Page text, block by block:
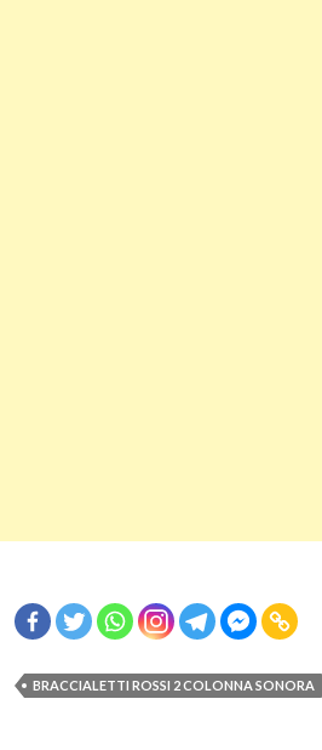
BRACCIALETTI ROSSI 2 COLONNA SONORA